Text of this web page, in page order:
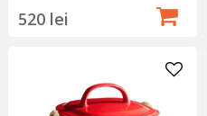
520 lei